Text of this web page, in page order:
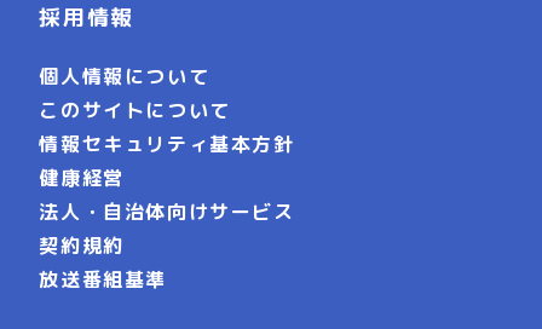
採用情報
個人情報について
このサイトについて
情報セキュリティ基本方針
健康経営
法人・自治体向けサービス
契約規約
放送番組基準